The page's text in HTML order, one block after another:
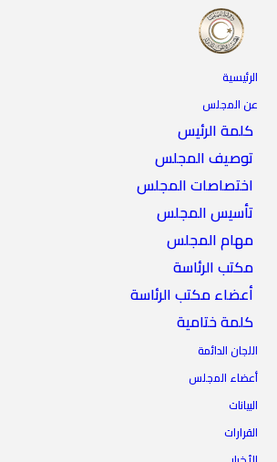
الرئيسية
عن المجلس
كلمة الرئيس
توصيف المجلس
اختصاصات المجلس
تأسيس المجلس
مهام المجلس
مكتب الرئاسة
أعضاء مكتب الرئاسة
كلمة ختامية
اللجان الدائمة
أعضاء المجلس
البيانات
القرارات